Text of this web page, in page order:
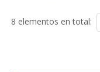
8 elementos en total: